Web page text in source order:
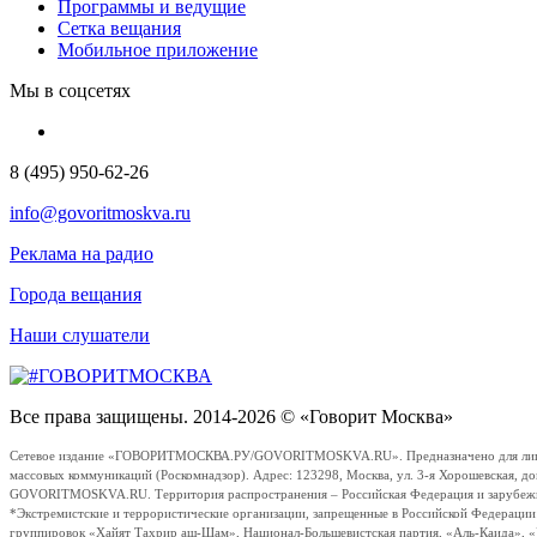
Программы и ведущие
Сетка вещания
Мобильное приложение
Мы в соцсетях
8 (495) 950-62-26
info@govoritmoskva.ru
Реклама на радио
Города вещания
Наши слушатели
Все права защищены. 2014-2026 © «Говорит Москва»
Сетевое издание «ГОВОРИТМОСКВА.РУ/GOVORITMOSKVA.RU». Предназначено для
массовых коммуникаций (Роскомнадзор). Адрес: 123298, Москва, ул. 3-я
GOVORITMOSKVA.RU. Территория распространения – Российская Федерация и
*Экстремистские и террористические организации, запрещенные в Российской
группировок «Хайят Тахрир аш-Шам», Национал-Большевистская партия, «Аль-